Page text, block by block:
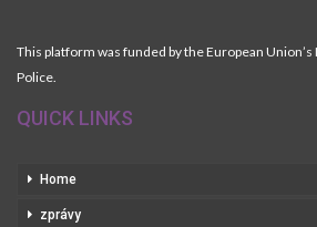
This platform was funded by the European
Police.
QUICK LINKS
Home
zprávy